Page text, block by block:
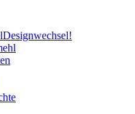
Designwechsel!